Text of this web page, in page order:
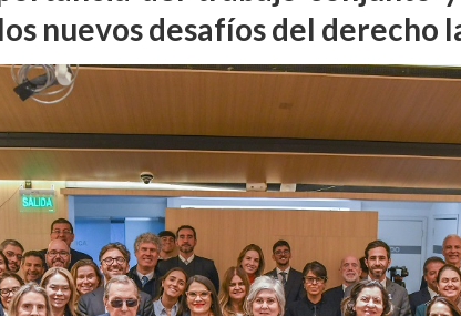
nuevos desafíos del derecho